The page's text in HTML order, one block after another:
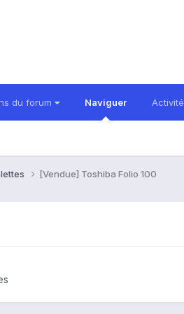
du forum Naviguer Activité
[Vendue] Toshiba Folio 100